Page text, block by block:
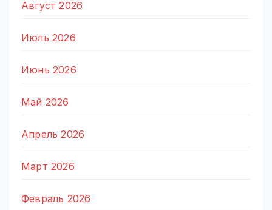
Август 2026
Июль 2026
Июнь 2026
Май 2026
Апрель 2026
Март 2026
Февраль 2026